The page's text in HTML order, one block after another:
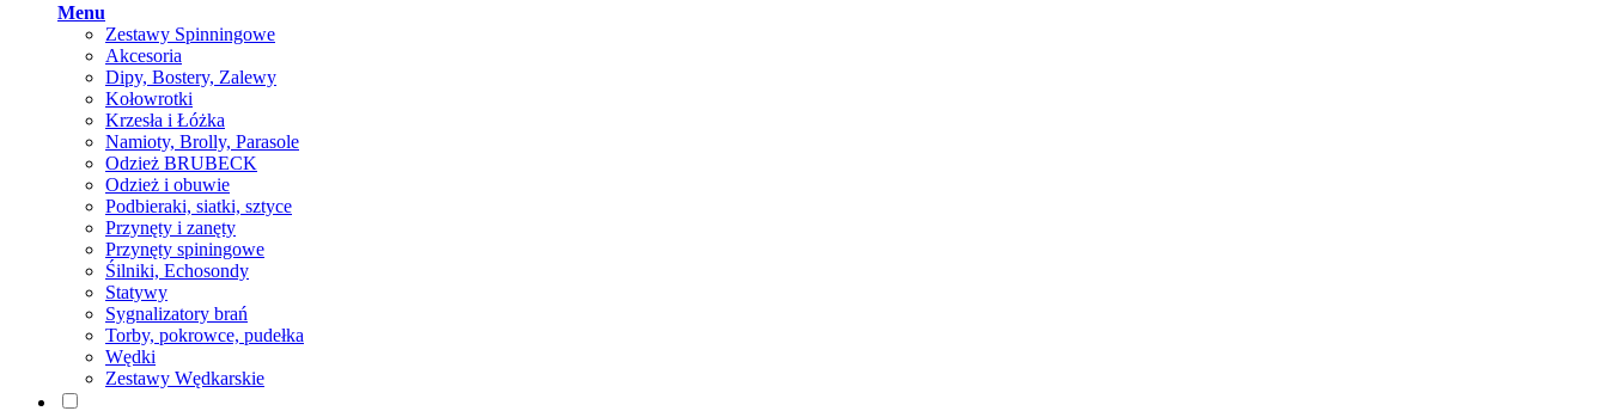
Menu
Zestawy Spinningowe
Akcesoria
Dipy, Bostery, Zalewy
Kołowrotki
Krzesła i Łóżka
Namioty, Brolly, Parasole
Odzież BRUBECK
Odzież i obuwie
Podbieraki, siatki, sztyce
Przynęty i zanęty
Przynęty spiningowe
Śilniki, Echosondy
Statywy
Sygnalizatory brań
Torby, pokrowce, pudełka
Wędki
Zestawy Wędkarskie